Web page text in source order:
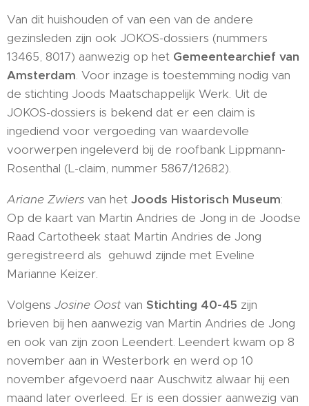
Van dit huishouden of van een van de andere
gezinsleden zijn ook JOKOS-dossiers (nummers
13465, 8017) aanwezig op het Gemeentearchief van
Amsterdam. Voor inzage is toestemming nodig van
de stichting Joods Maatschappelijk Werk. Uit de
JOKOS-dossiers is bekend dat er een claim is
ingediend voor vergoeding van waardevolle
voorwerpen ingeleverd bij de roofbank Lippmann-
Rosenthal (L-claim, nummer 5867/12682).
Ariane Zwiers van het Joods Historisch Museum:
Op de kaart van Martin Andries de Jong in de Joodse
Raad Cartotheek staat Martin Andries de Jong
geregistreerd als gehuwd zijnde met Eveline
Marianne Keizer.
Volgens Josine Oostvan Stichting 40-45 zijn
brieven bij hen aanwezig van Martin Andries de Jong
en ook van zijn zoon Leendert. Leendert kwam op 8
november aan in Westerbork en werd op 10
november afgevoerd naar Auschwitz alwaar hij een
maand later overleed. Er is een dossier aanwezig van